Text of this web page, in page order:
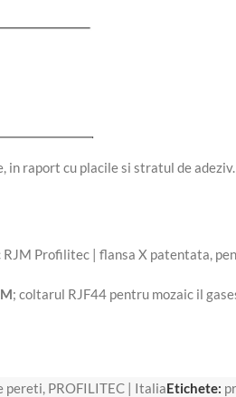
in raport cu placile si stratul de adeziv.
; coltarul RJF44 pentru mozaic il
pereti, PROFILITEC | ItaliaEtichete: